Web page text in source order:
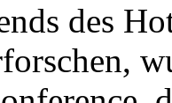
des